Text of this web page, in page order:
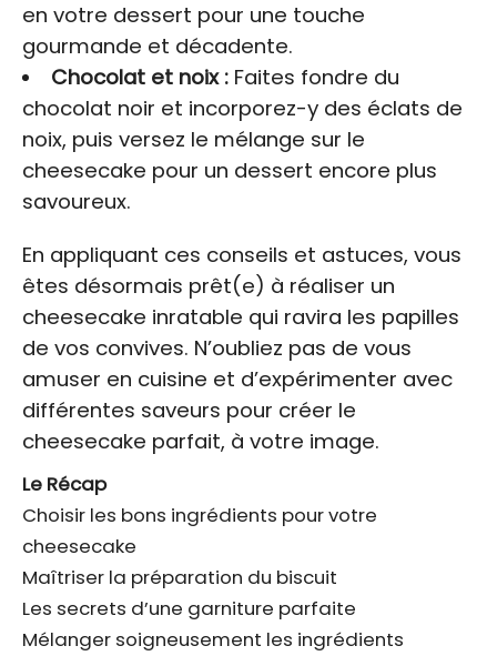
en votre dessert pour une touche
gourmande et décadente.
Chocolat et noix :Faites fondre du
chocolat noir et incorporez-y des éclats de
noix, puis versez le mélange sur le
cheesecake pour un dessert encore plus
savoureux.
En appliquant ces conseils et astuces, vous
êtes désormais prêt(e) à réaliser un
cheesecake inratable qui ravira les papilles
de vos convives. N’oubliez pas de vous
amuser en cuisine et d’expérimenter avec
différentes saveurs pour créer le
cheesecake parfait, à votre image.
Le Récap
Choisir les bons ingrédients pour votre
cheesecake
Maîtriser la préparation du biscuit
Les secrets d’une garniture parfaite
Mélanger soigneusement les ingrédients